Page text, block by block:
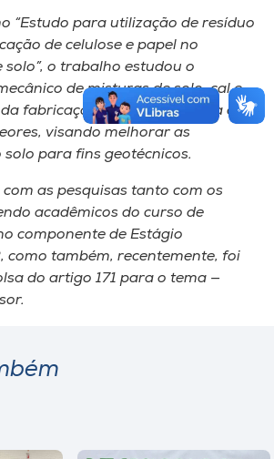
“Estudo para utilização de resíduo
de celulose e papel no
o trabalho estudou o
de misturas de solo, cal e
fabricação de celulose (lama de
visando melhorar as
para fins geotécnicos.
as pesquisas tanto com os
acadêmicos do curso de
componente de Estágio
como também, recentemente, foi
do artigo 171 para o tema —